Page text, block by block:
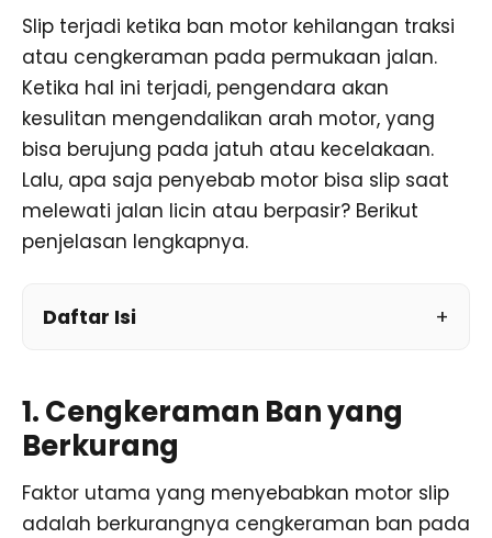
Slip terjadi ketika ban motor kehilangan traksi
atau cengkeraman pada permukaan jalan.
Ketika hal ini terjadi, pengendara akan
kesulitan mengendalikan arah motor, yang
bisa berujung pada jatuh atau kecelakaan.
Lalu, apa saja penyebab motor bisa slip saat
melewati jalan licin atau berpasir? Berikut
penjelasan lengkapnya.
Daftar Isi
1. Cengkeraman Ban yang
Berkurang
Faktor utama yang menyebabkan motor slip
adalah berkurangnya cengkeraman ban pada